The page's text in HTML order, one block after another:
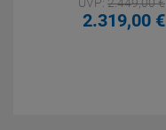
2.319,00 €